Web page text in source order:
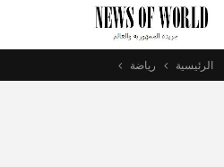
الرئيسية رياضة